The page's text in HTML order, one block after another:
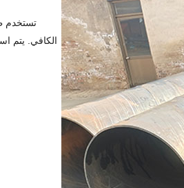
تستخدم
الكافي. يتم